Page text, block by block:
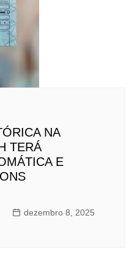
NA
TERÁ
E
dezembro 8, 2025